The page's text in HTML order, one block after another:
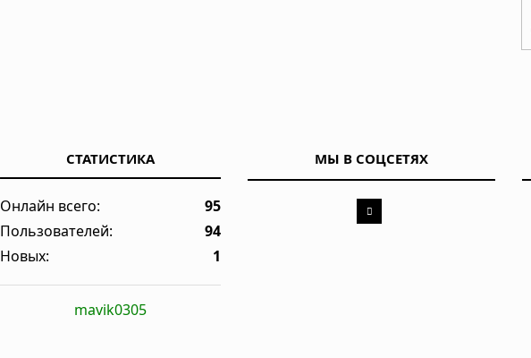
СТАТИСТИКА
Онлайн всего:
95
Пользователей:
94
Новых:
1
mavik0305
МЫ В СОЦСЕТЯХ